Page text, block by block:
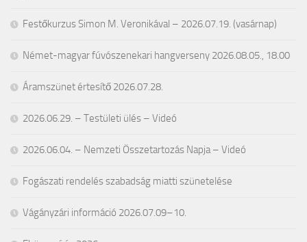
Festőkurzus Simon M. Veronikával – 2026.07.19. (vasárnap)
Német-magyar fúvószenekari hangverseny 2026.08.05., 18.00
Áramszünet értesítő 2026.07.28.
2026.06.29. – Testületi ülés – Videó
2026.06.04. – Nemzeti Összetartozás Napja – Videó
Fogászati rendelés szabadság miatti szünetelése
Vágányzári információ 2026.07.09–10.